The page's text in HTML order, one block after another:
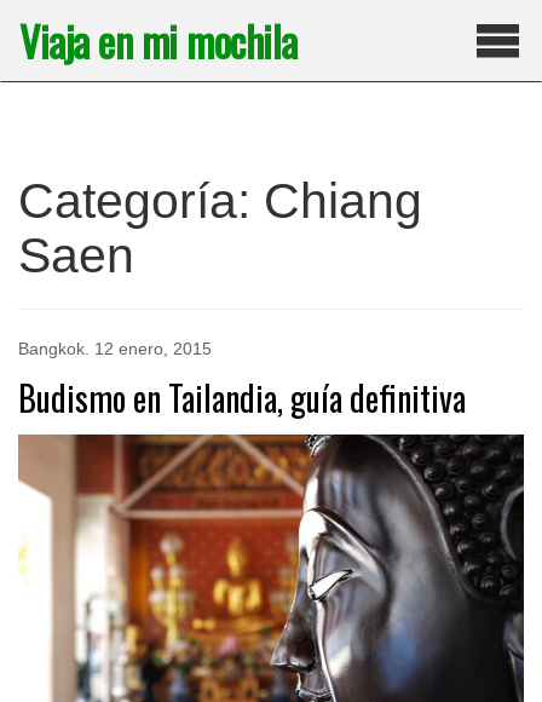
contenido
Viaja en mi mochila
Categoría: Chiang
Saen
Bangkok 12 enero, 2015
Budismo en Tailandia, guía definitiva